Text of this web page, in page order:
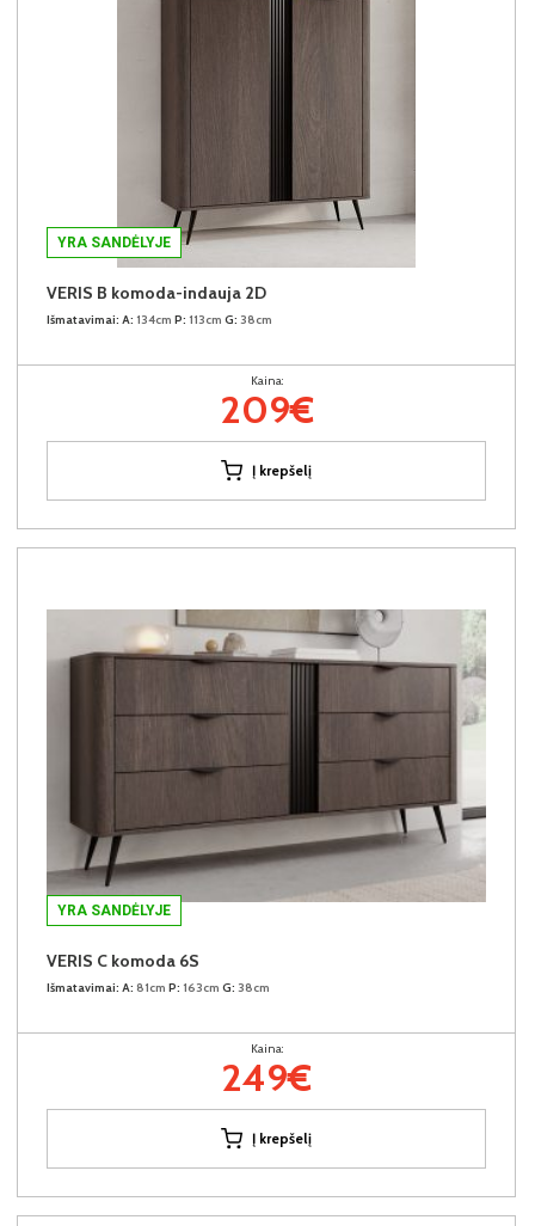
YRA SANDĖLYJE
VERIS B komoda-indauja 2D
Išmatavimai: A: 134cm P: 113cm G: 38cm
Kaina:
209€
Į krepšelį
YRA SANDĖLYJE
VERIS C komoda 6S
Išmatavimai: A: 81cm P: 163cm G: 38cm
Kaina:
249€
Į krepšelį